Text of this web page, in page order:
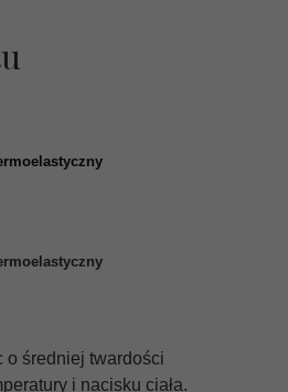
o średniej twardości
i nacisku ciała.